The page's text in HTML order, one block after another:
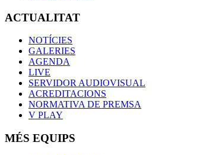
ACTUALITAT
NOTÍCIES
GALERIES
AGENDA
LIVE
SERVIDOR AUDIOVISUAL
ACREDITACIONS
NORMATIVA DE PREMSA
V PLAY
MÉS EQUIPS